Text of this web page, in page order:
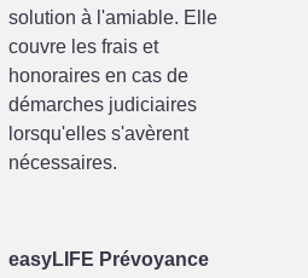
solution à l'amiable. Elle
couvre les frais et
honoraires en cas de
démarches judiciaires
lorsqu'elles s'avèrent
nécessaires.
easyLIFE Prévoyance